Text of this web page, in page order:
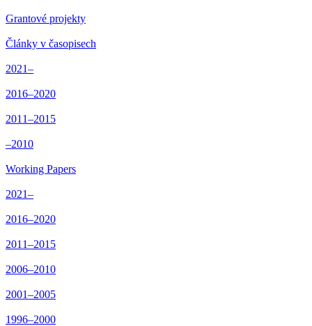
Grantové projekty
Články v časopisech
2021–
2016–2020
2011–2015
–2010
Working Papers
2021–
2016–2020
2011–2015
2006–2010
2001–2005
1996–2000